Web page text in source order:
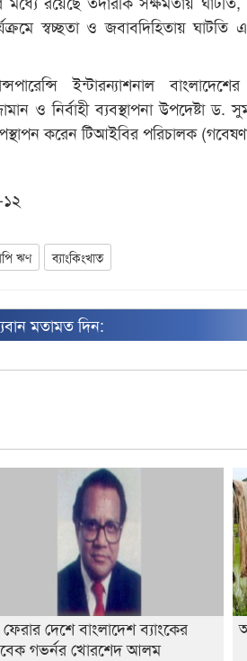
স্বচ্ছতা ও জবাবদিহিতায়
ইন্টারন্যাশনাল
ও নির্বাহী ব্যবস্থাপনা উপদেষ্টা ড.
করেন টিআইবির পরিচালক
ঋণ ব্যাংকিংখাত
মতামত দিন:
ফেরার দেশে বাংলাদেশ ব্যাংকের
গভর্নর খোরশেদ আলম